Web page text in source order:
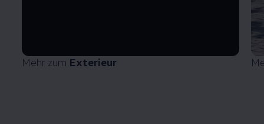
Mehr zum Exterieur